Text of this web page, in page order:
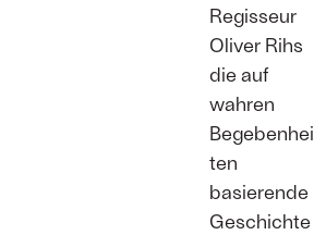
Regisseur
Oliver Rihs
die auf
wahren
Begebenhei
ten
basierende
Geschichte